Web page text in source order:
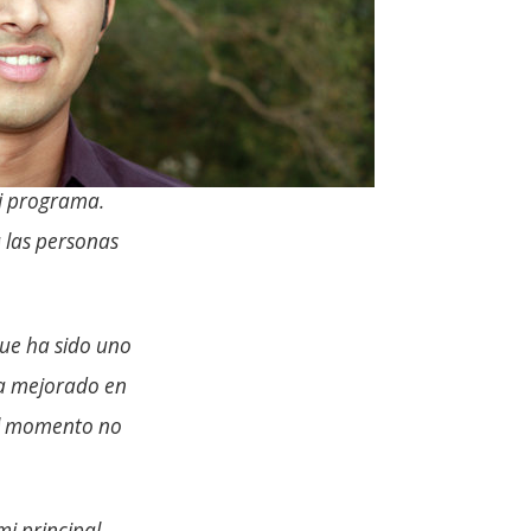
programa.
personas
ha sido uno
mejorado en
momento no